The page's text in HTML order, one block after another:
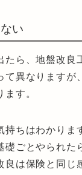
い
たら、地盤改良
て異なりますが
す。
持ちはわかりま
礎ごとやられた
良は保険と同じ